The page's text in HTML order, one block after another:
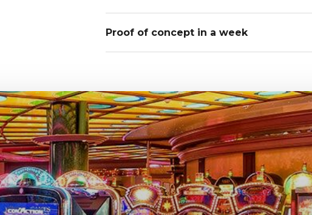
Endeavour E-commerce
Shopify
Proof of concept in a week